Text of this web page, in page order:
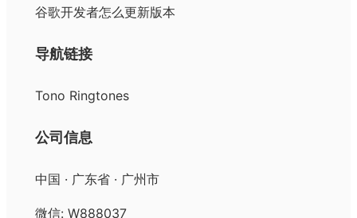
谷歌开发者怎么更新版本
导航链接
Tono Ringtones
公司信息
中国 · 广东省 · 广州市
微信: W888037